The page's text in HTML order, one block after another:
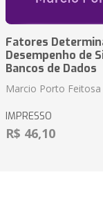
Fatores
Desempenho de
Bancos de Dados
Marcio Porto Feitosa
IMPRESSO
R$ 46,10